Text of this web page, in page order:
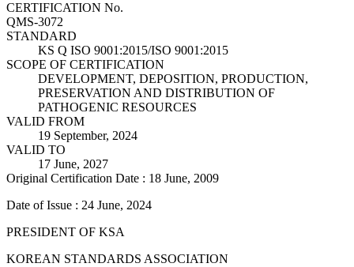
CERTIFICATION No.
QMS-3072
STANDARD
KS Q ISO 9001:2015/ISO 9001:2015
SCOPE OF CERTIFICATION
DEVELOPMENT, DEPOSITION, PRODUCTION,
PRESERVATION AND DISTRIBUTION OF
PATHOGENIC RESOURCES
VALID FROM
19 September, 2024
VALID TO
17 June, 2027
Original Certification Date : 18 June, 2009
Date of Issue : 24 June, 2024
PRESIDENT OF KSA
KOREAN STANDARDS ASSOCIATION